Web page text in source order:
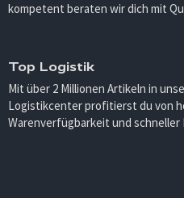
kompetent beraten wir dich mit
Top Logistik
Mit über 2 Millionen Artikeln in
Logistikcenter profitierst du von
Warenverfügbarkeit und schneller